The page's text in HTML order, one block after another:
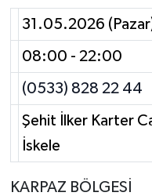
31.05.2026
08:00 - 22:00
(0533) 828 22 44
Şehit İlker Karter
İskele
KARPAZ BÖLGESİ